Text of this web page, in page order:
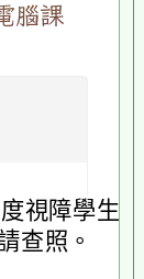
腦課
視障學生及
查照。